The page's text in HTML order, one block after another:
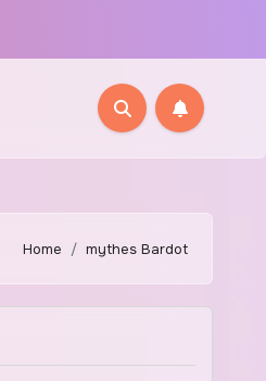
Home mythes Bardot